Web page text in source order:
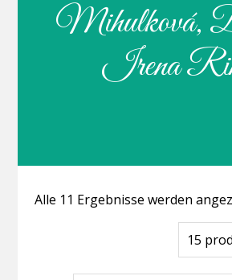
Mihulková,
Irena
Alle 11 Ergebnisse werden